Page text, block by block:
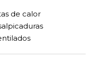
de calor